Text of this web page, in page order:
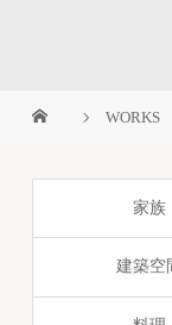
WORKS
家族
建築空